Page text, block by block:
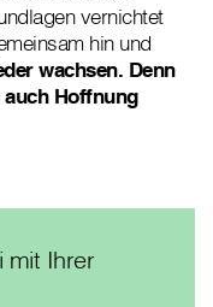
vernichtet
hin und
wachsen. Denn
Hoffnung
mit Ihrer